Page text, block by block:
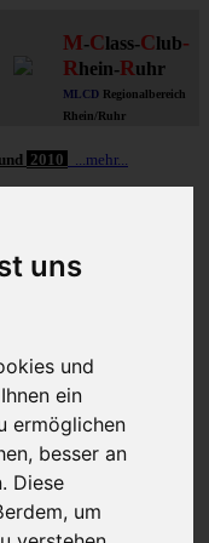
uns
und
ein
ermöglichen
besser an
Diese
um
M-Class-Club-
Rhein-Ruhr
MLCD Regionalbereich
Rhein/Ruhr
2010 ...mehr...
M-Klasse-Foren
alle(s) Reparatur